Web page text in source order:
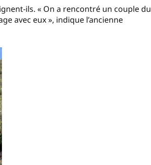
ils. « On a rencontré un couple du
avec eux », indique l’ancienne